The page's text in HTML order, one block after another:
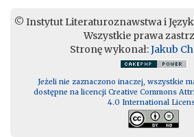
© Instytut Literaturoznawstwa i
Wszystkie prawa
Stronę wykonał:Jakub
Jeżeli nie zaznaczono inaczej, wszystkie
dostępne na licencji Creative Commons
4.0 International